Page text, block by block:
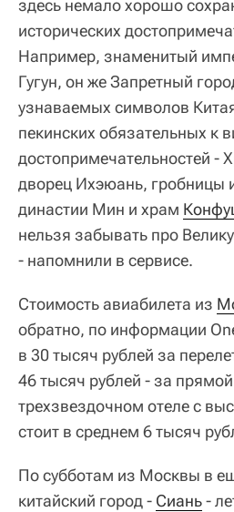
здесь немало хорошо
исторических
Например, знаменитый
Гугун, он же Запретный
узнаваемых символов
пекинских обязательных к
достопримечательностей -
дворец Ихэюань, гробницы
династии Мин и храм
нельзя забывать про
- напомнили в сервисе.
Стоимость авиабилета из
обратно, по информации
в 30 тысяч рублей за
46 тысяч рублей - за
трехзвездочном отеле с
стоит в среднем 6 тысяч
По субботам из Москвы в
китайский город - Сиань-